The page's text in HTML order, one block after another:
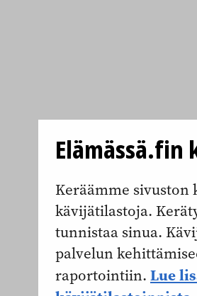
Keräämme sivuston
kävijätilastoja.
tunnistaa sinua.
palvelun
raportointiin. Lue